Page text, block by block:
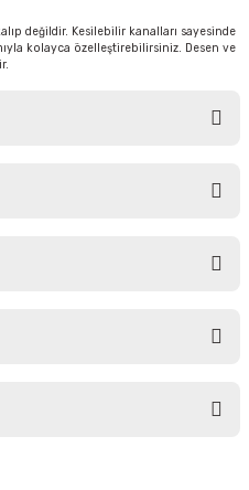
değildir. Kesilebilir kanalları sayesinde
kolayca özelleştirebilirsiniz. Desen ve
formunu kullanarak tarafımıza